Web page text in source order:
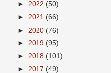
► 2022 (50)
► 2021 (66)
► 2020 (76)
► 2019 (95)
► 2018 (101)
► 2017 (49)